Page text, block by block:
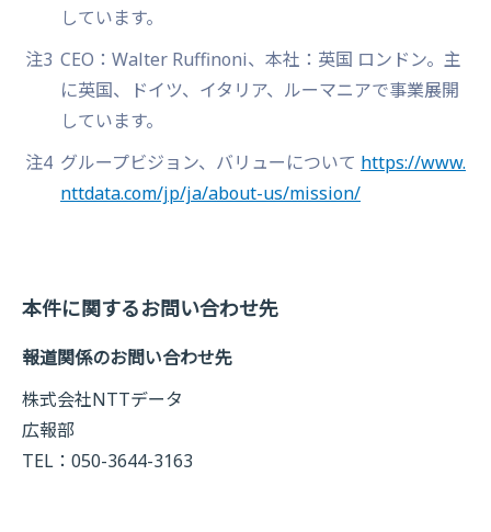
しています。
注3 CEO：Walter Ruffinoni、本社：英国 ロンドン。主
に英国、ドイツ、イタリア、ルーマニアで事業展開
しています。
注4 グループビジョン、バリューについて https://www.
nttdata.com/jp/ja/about-us/mission/
本件に関するお問い合わせ先
報道関係のお問い合わせ先
株式会社NTTデータ
広報部
TEL：050-3644-3163